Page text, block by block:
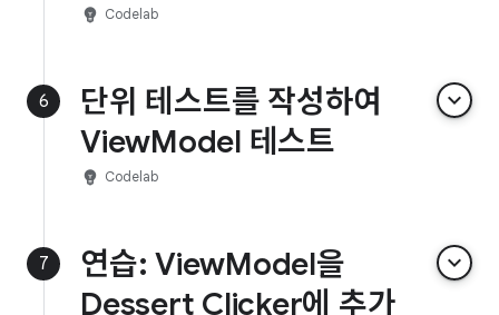
emoji_objects Codelab
6
단위 테스트를 작성하여
ViewModel 테스트
keyboard_arrow_down
emoji_objects Codelab
7
연습: ViewModel을
Dessert Clicker에 추가
keyboard_arrow_down